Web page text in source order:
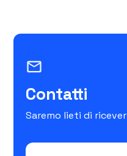
Contatti
mail_outline
Saremo lieti di